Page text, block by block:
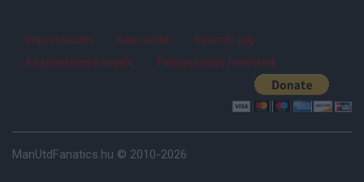
Impresszum Kapcsolat
Szerzői jog
Adatvédelmi irányelv
Felhasználói feltételek
ManUtdFanatics.hu © 2010-2026